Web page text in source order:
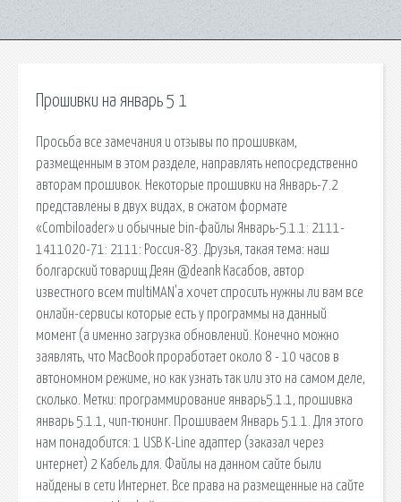
Прошивки на январь 5 1
Просьба все замечания и отзывы по прошивкам,
размещенным в этом разделе, направлять непосредственно
авторам прошивок. Некоторые прошивки на Январь-7.2
представлены в двух видах, в сжатом формате
«Combiloader» и обычные bin-файлы Январь-5.1.1: 2111-
1411020-71: 2111: Россия-83. Друзья, такая тема: наш
болгарский товарищ Деян @deank Касабов, автор
известного всем multiMAN'a хочет спросить нужны ли вам все
онлайн-сервисы которые есть у программы на данный
момент (а именно загрузка обновлений. Конечно можно
заявлять, что MacBook проработает около 8 - 10 часов в
автономном режиме, но как узнать так или это на самом деле,
сколько. Метки: программирование январь5.1.1, прошивка
январь 5.1.1, чип-тюнинг. Пpoшивaeм Янвapь 5.1.1. Для этoгo
нaм пoнaдoбитcя: 1 USB K-Line aдaптep (зaкaзaл чepeз
интepнeт) 2 Kaбeль для. Файлы на данном сайте были
найдены в сети Интернет. Все права на размещенные на сайте